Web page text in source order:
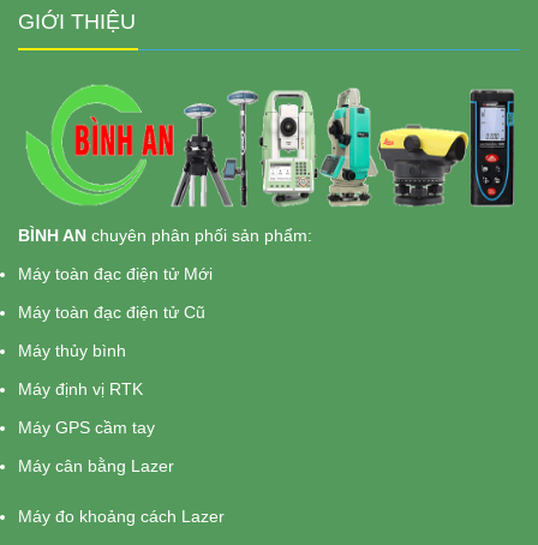
GIỚI THIỆU
BÌNH AN chuyên phân phối sản phẩm:
Máy toàn đạc điện tử Mới
Máy toàn đạc điện tử Cũ
Máy thủy bình
Máy định vị RTK
Máy GPS cầm tay
Máy cân bằng Lazer
Máy đo khoảng cách Lazer